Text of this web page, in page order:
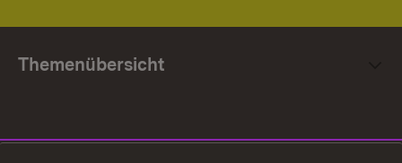
Themenübersicht